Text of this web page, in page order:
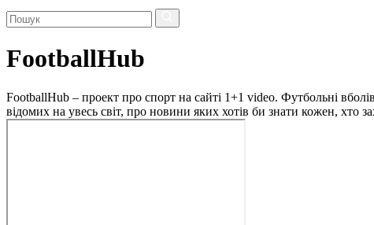
FootballHub
FootballHub – проект про спорт на сайті 1+1 video. Футбольні
відомих на увесь світ, про новини яких хотів би знати кожен, хто